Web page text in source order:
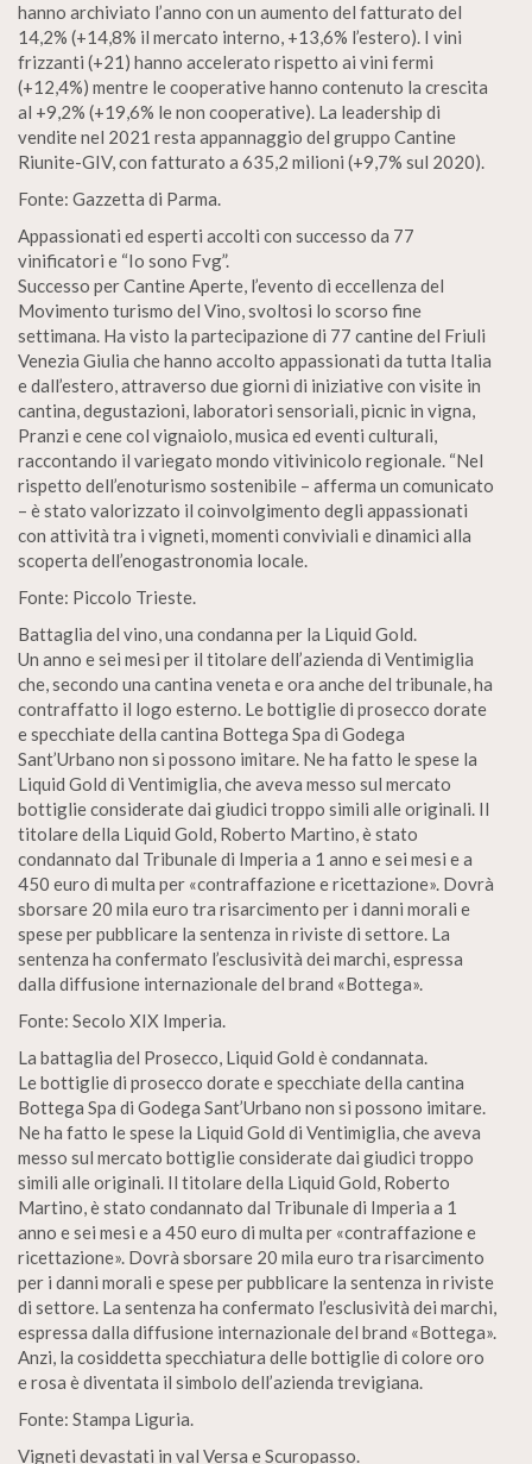
hanno archiviato l’anno con un aumento del fatturato del
14,2% (+14,8% il mercato interno, +13,6% l’estero). I vini
frizzanti (+21) hanno accelerato rispetto ai vini fermi
(+12,4%) mentre le cooperative hanno contenuto la crescita
al +9,2% (+19,6% le non cooperative). La leadership di
vendite nel 2021 resta appannaggio del gruppo Cantine
Riunite-GIV, con fatturato a 635,2 milioni (+9,7% sul 2020).
Fonte: Gazzetta di Parma.
Appassionati ed esperti accolti con successo da 77
vinificatori e “Io sono Fvg”.
Successo per Cantine Aperte, l’evento di eccellenza del
Movimento turismo del Vino, svoltosi lo scorso fine
settimana. Ha visto la partecipazione di 77 cantine del Friuli
Venezia Giulia che hanno accolto appassionati da tutta Italia
e dall’estero, attraverso due giorni di iniziative con visite in
cantina, degustazioni, laboratori sensoriali, picnic in vigna,
Pranzi e cene col vignaiolo, musica ed eventi culturali,
raccontando il variegato mondo vitivinicolo regionale. “Nel
rispetto dell’enoturismo sostenibile – afferma un comunicato
– è stato valorizzato il coinvolgimento degli appassionati
con attività tra i vigneti, momenti conviviali e dinamici alla
scoperta dell’enogastronomia locale.
Fonte: Piccolo Trieste.
Battaglia del vino, una condanna per la Liquid Gold.
Un anno e sei mesi per il titolare dell’azienda di Ventimiglia
che, secondo una cantina veneta e ora anche del tribunale, ha
contraffatto il logo esterno. Le bottiglie di prosecco dorate
e specchiate della cantina Bottega Spa di Godega
Sant’Urbano non si possono imitare. Ne ha fatto le spese la
Liquid Gold di Ventimiglia, che aveva messo sul mercato
bottiglie considerate dai giudici troppo simili alle originali. Il
titolare della Liquid Gold, Roberto Martino, è stato
condannato dal Tribunale di Imperia a 1 anno e sei mesi e a
450 euro di multa per «contraffazione e ricettazione». Dovrà
sborsare 20 mila euro tra risarcimento per i danni morali e
spese per pubblicare la sentenza in riviste di settore. La
sentenza ha confermato l’esclusività dei marchi, espressa
dalla diffusione internazionale del brand «Bottega».
Fonte: Secolo XIX Imperia.
La battaglia del Prosecco, Liquid Gold è condannata.
Le bottiglie di prosecco dorate e specchiate della cantina
Bottega Spa di Godega Sant’Urbano non si possono imitare.
Ne ha fatto le spese la Liquid Gold di Ventimiglia, che aveva
messo sul mercato bottiglie considerate dai giudici troppo
simili alle originali. Il titolare della Liquid Gold, Roberto
Martino, è stato condannato dal Tribunale di Imperia a 1
anno e sei mesi e a 450 euro di multa per «contraffazione e
ricettazione». Dovrà sborsare 20 mila euro tra risarcimento
per i danni morali e spese per pubblicare la sentenza in riviste
di settore. La sentenza ha confermato l’esclusività dei marchi,
espressa dalla diffusione internazionale del brand «Bottega».
Anzi, la cosiddetta specchiatura delle bottiglie di colore oro
e rosa è diventata il simbolo dell’azienda trevigiana.
Fonte: Stampa Liguria.
Vigneti devastati in val Versa e Scuropasso.